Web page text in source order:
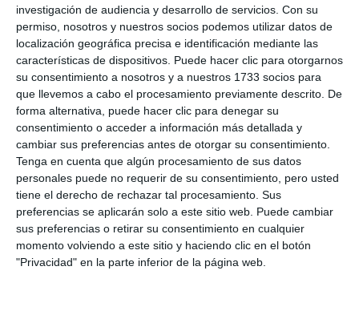
investigación de audiencia y desarrollo de servicios. Con su
permiso, nosotros y nuestros socios podemos utilizar datos de
localización geográfica precisa e identificación mediante las
características de dispositivos. Puede hacer clic para otorgarnos
su consentimiento a nosotros y a nuestros 1733 socios para
que llevemos a cabo el procesamiento previamente descrito. De
forma alternativa, puede hacer clic para denegar su
consentimiento o acceder a información más detallada y
cambiar sus preferencias antes de otorgar su consentimiento.
Tenga en cuenta que algún procesamiento de sus datos
personales puede no requerir de su consentimiento, pero usted
tiene el derecho de rechazar tal procesamiento. Sus
preferencias se aplicarán solo a este sitio web. Puede cambiar
sus preferencias o retirar su consentimiento en cualquier
momento volviendo a este sitio y haciendo clic en el botón
"Privacidad" en la parte inferior de la página web.
PARTIDOS